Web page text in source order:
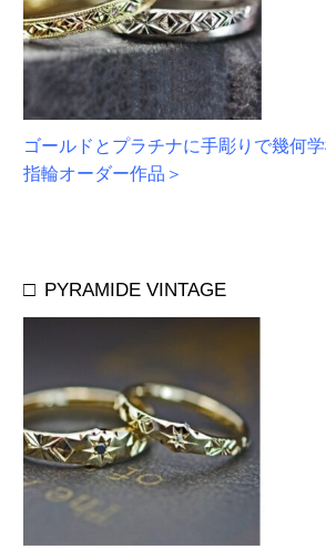
ゴールドとプラチナに手彫りで幾何
指輪オーダー作品＞
□ PYRAMIDE VINTAGE